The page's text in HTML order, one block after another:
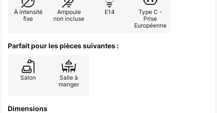
À intensité
fixe
Ampoule
non incluse
E14
Type C -
Prise
Européenne
Parfait pour les pièces suivantes :
Salon
Salle à
manger
Dimensions